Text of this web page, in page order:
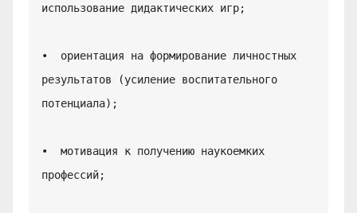
использование дидактических игр;
•  ориентация на формирование личностных
результатов (усиление воспитательного
потенциала);
•  мотивация к получению наукоемких
профессий;